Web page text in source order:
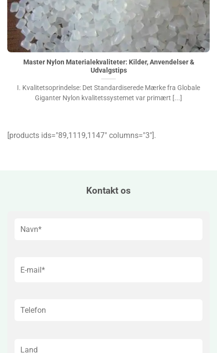
Master Nylon Materialekvaliteter: Kilder, Anvendelser &
Udvalgstips">
Master Nylon Materialekvaliteter: Kilder, Anvendelser &
Udvalgstips
I. Kvalitetsoprindelse: Det Standardiserede Mærke fra Globale
Giganter Nylon kvalitetssystemet var primært [...]
[products ids="89,1119,1147″ columns="3″].
Kontakt os